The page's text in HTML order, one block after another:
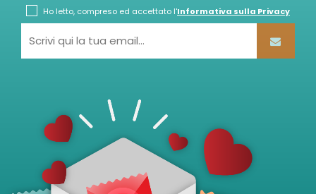
Ho letto, compreso ed accettato l'Informativa sulla Privacy